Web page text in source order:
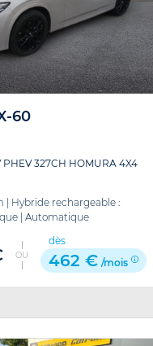
60
PHEV 327CH HOMURA 4X4
Hybride rechargeable :
| Automatique
OU
dès
462 € /mois